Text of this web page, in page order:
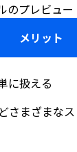
のプレビュー
メリット
に扱える
さまざまなス